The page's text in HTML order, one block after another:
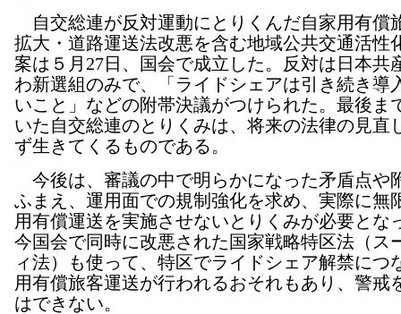
自交総連が反対運動にとりくんだ自家用有償
拡大・道路運送法改悪を含む地域公共交通活性
案は５月27日、国会で成立した。反対は日本共
わ新選組のみで、「ライドシェアは引き続き導
いこと」などの附帯決議がつけられた。最後ま
いた自交総連のとりくみは、将来の法律の見直
ず生きてくるものである。
今後は、審議の中で明らかになった矛盾点や
ふまえ、運用面での規制強化を求め、実際に無
用有償運送を実施させないとりくみが必要とな
今国会で同時に改悪された国家戦略特区法（ス
ィ法）も使って、特区でライドシェア解禁につ
用有償旅客運送が行われるおそれもあり、警戒
はできない。